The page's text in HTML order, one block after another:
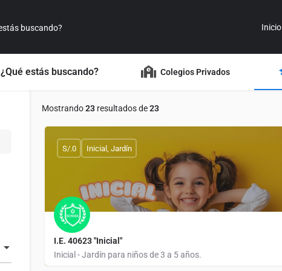
Inicio
¿Qué estás buscando? Colegios Privados
Mostrando23 resultados de23
I.E. 40623 "Inicial"
Inicial - Jardín para niños de 3 a 5 años.
S/.0 Inicial, Jardín